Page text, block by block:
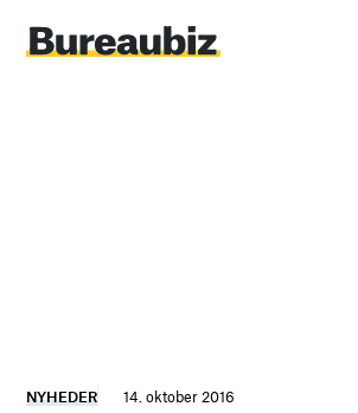
indhold
NYHEDER 14. oktober 2016